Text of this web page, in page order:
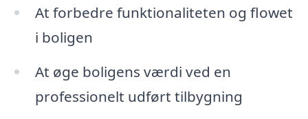
At forbedre funktionaliteten og flowet
i boligen
At øge boligens værdi ved en
professionelt udført tilbygning